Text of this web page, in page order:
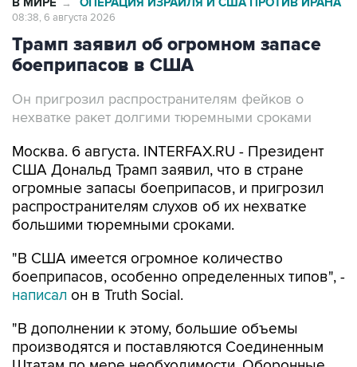
→
08:38, 6 августа 2026
Трамп заявил об огромном запасе
боеприпасов в США
Он пригрозил распространителям фейков о
нехватке ракет долгими тюремными сроками
Москва. 6 августа. INTERFAX.RU - Президент
США Дональд Трамп заявил, что в стране
огромные запасы боеприпасов, и пригрозил
распространителям слухов об их нехватке
большими тюремными сроками.
"В США имеется огромное количество
боеприпасов, особенно определенных типов", -
написал он в Truth Social.
"В дополнении к этому, большие объемы
производятся и поставляются Соединенным